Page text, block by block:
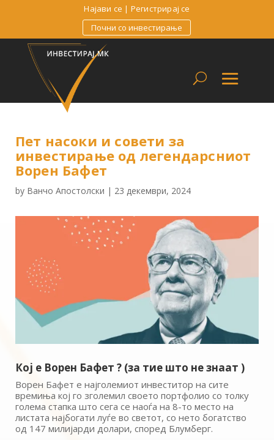
Најави се | Регистрирај се
Почни со инвестирање
Пет насоки и совети за
инвестирање од легендарсниот
Ворен Бафет
by Ванчо Апостолски | 23 декември, 2024
Кој е Ворен Бафет ? (за тие што не знаат )
Ворен Бафет е најголемиот инвеститор на сите
времиња кој го зголемил своето портфолио со толку
голема стапка што сега се наоѓа на 8-то место на
листата најбогати луѓе во светот, со нето богатство
од 147 милијарди долари, според Блумберг.